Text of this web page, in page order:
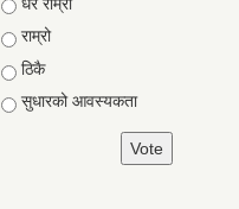
राम्रो
ठिकै
सुधारको आवस्यकता